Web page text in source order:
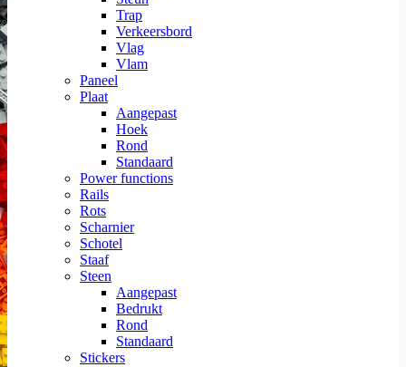
Trap
Verkeersbord
Vlag
Vlam
Paneel
Plaat
Aangepast
Hoek
Rond
Standaard
Power functions
Rails
Rots
Scharnier
Schotel
Staaf
Steen
Aangepast
Bedrukt
Rond
Standaard
Stickers